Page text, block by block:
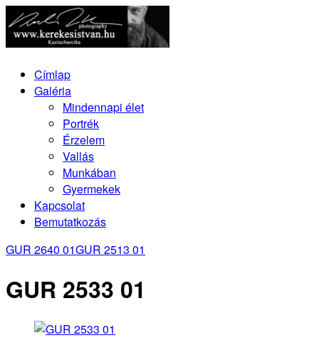
Címlap
Galéria
Mindennapi élet
Portrék
Érzelem
Vallás
Munkában
Gyermekek
Kapcsolat
Bemutatkozás
GUR 2640 01GUR 2513 01
GUR 2533 01